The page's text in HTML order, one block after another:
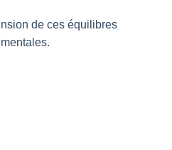
de ces équilibres